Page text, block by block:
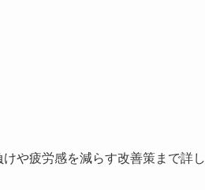
や疲労感を減らす改善策まで詳し